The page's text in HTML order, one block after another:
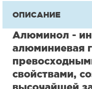
ОПИСАНИЕ
Алюминол -
алюминиевая
свойствами,
высочайшей